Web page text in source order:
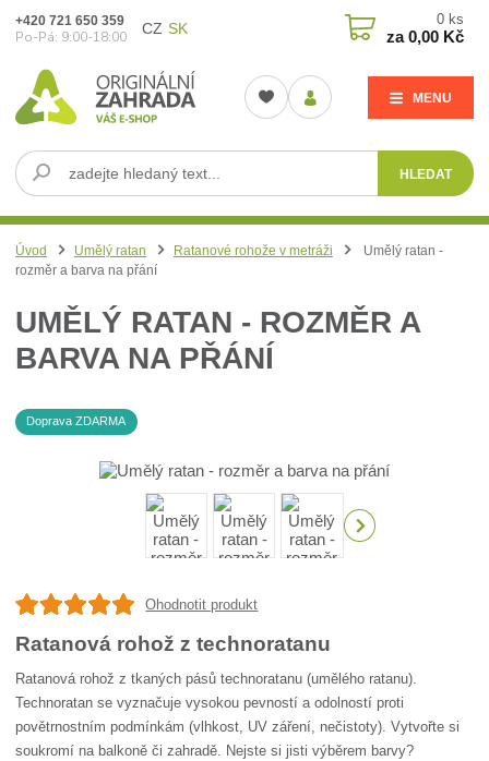
CZ SK
MENU
HLEDAT
+420 721 650 359
Po-Pá: 9:00-18:00
0 ks
za0,00 Kč
Úvod Umělý ratan Ratanové rohože v metráži
Umělý ratan -
rozměr a barva na přání
UMĚLÝ RATAN - ROZMĚR A
BARVA NA PŘÁNÍ
Doprava ZDARMA
Ohodnotit produkt
Ratanová rohož z technoratanu
Ratanová rohož z tkaných pásů technoratanu (umělého ratanu).
Technoratan se vyznačuje vysokou pevností a odolností proti
povětrnostním podmínkám (vlhkost, UV záření, nečistoty). Vytvořte si
soukromí na balkoně či zahradě. Nejste si jisti výběrem barvy?